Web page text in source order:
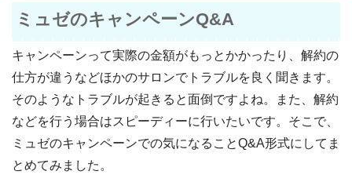
ミュゼのキャンペーンQ&A
キャンペーンって実際の金額がもっとかかったり、解約の
仕方が違うなどほかのサロンでトラブルを良く聞きます。
そのようなトラブルが起きると面倒ですよね。また、解約
などを行う場合はスピーディーに行いたいです。そこで、
ミュゼのキャンペーンでの気になることQ&A形式にしてま
とめてみました。